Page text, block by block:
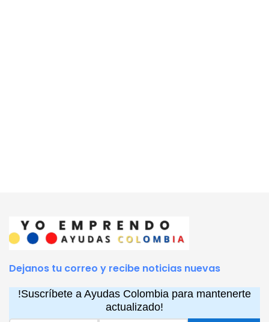
Dejanos tu correo y recibe noticias nuevas
!Suscríbete a Ayudas Colombia para mantenerte
actualizado!